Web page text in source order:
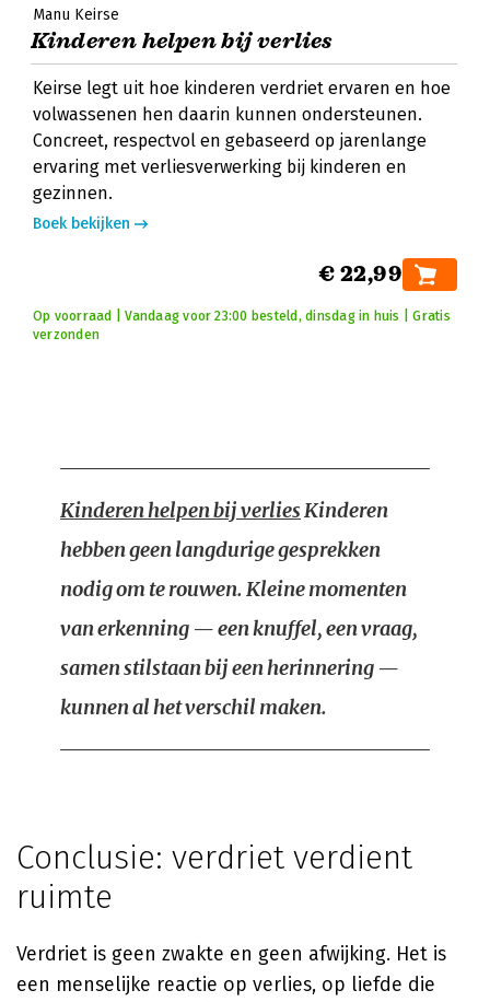
Manu Keirse
Kinderen helpen bij verlies
Keirse legt uit hoe kinderen verdriet ervaren en hoe
volwassenen hen daarin kunnen ondersteunen.
Concreet, respectvol en gebaseerd op jarenlange
ervaring met verliesverwerking bij kinderen en
gezinnen.
Boek bekijken
€ 22,99
Op voorraad | Vandaag voor 23:00 besteld, dinsdag in huis | Gratis
verzonden
Kinderen helpen bij verliesKinderen
hebben geen langdurige gesprekken
nodig om te rouwen. Kleine momenten
van erkenning — een knuffel, een vraag,
samen stilstaan bij een herinnering —
kunnen al het verschil maken.
Conclusie: verdriet verdient
ruimte
Verdriet is geen zwakte en geen afwijking. Het is
een menselijke reactie op verlies, op liefde die